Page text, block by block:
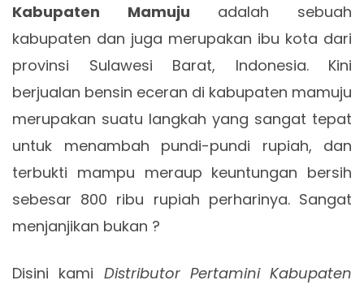
Kabupaten Mamuju adalah sebuah
kabupaten dan juga merupakan ibu kota dari
provinsi Sulawesi Barat, Indonesia. Kini
berjualan bensin eceran di kabupaten mamuju
merupakan suatu langkah yang sangat tepat
untuk menambah pundi-pundi rupiah, dan
terbukti mampu meraup keuntungan bersih
sebesar 800 ribu rupiah perharinya. Sangat
menjanjikan bukan ?
Disini kami Distributor Pertamini Kabupaten